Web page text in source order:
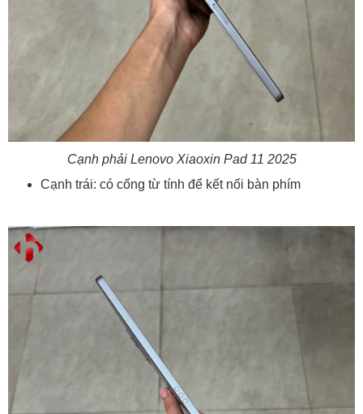
Cạnh phải Lenovo Xiaoxin Pad 11 2025
Cạnh trái: có cổng từ tính để kết nối bàn phím